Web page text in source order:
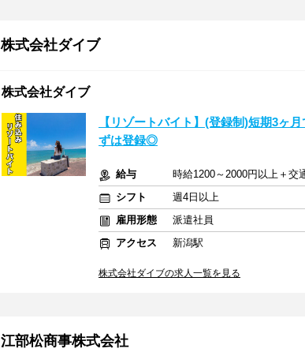
株式会社ダイブ
株式会社ダイブ
【リゾートバイト】(登録制)短期3ヶ
ずは登録◎
給与
時給1200～2000円以上＋交
シフト
週4日以上
雇用形態
派遣社員
アクセス
新潟駅
株式会社ダイブの求人一覧を見る
江部松商事株式会社